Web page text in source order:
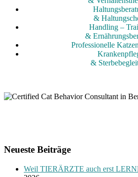
&
Handling –
&
Professionelle
&
Neueste Beiträge
Weil TIERÄRZTE auch erst